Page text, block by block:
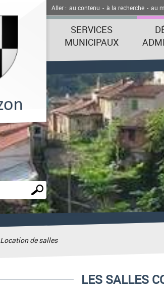
Aller : au contenu - à la recherche - au
SERVICES
MUNICIPAUX
Location de salles
LES SALLES